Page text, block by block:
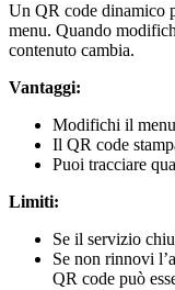
Un QR code dinamico
menu. Quando
contenuto cambia.
Vantaggi:
Modifichi il
Il QR code
Puoi tracciare
Limiti:
Se il servizio
Se non rinnovi
QR code può